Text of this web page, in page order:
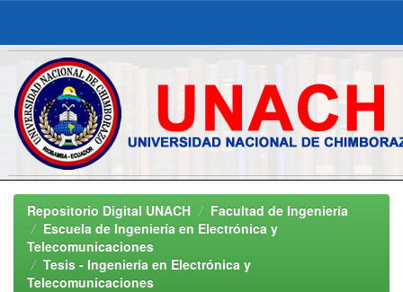
Skip
navigationRepositorio Digital UNACH
Facultad de Ingeniería
Escuela de Ingeniería en Electrónica y
Telecomunicaciones
Tesis - Ingeniería en Electrónica y
Telecomunicaciones